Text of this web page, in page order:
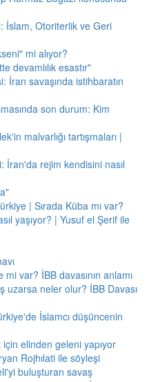
İslam, Otoriterlik ve Geri
mi alıyor?
devamlılık esastır"
İran savaşında istihbaratın
son durum: Kim
malvarlığı tartışmaları |
İran'da rejim kendisini nasıl
| Sırada Küba mı var?
yaşıyor? | Yusuf el Şerif ile
var? İBB davasının anlamı
uzarsa neler olur? İBB Davası
İslamcı düşüncenin
elinden geleni yapıyor
Rojhılati ile söyleşi
buluşturan savaş